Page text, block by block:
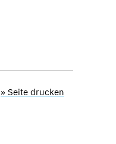
» Seite drucken